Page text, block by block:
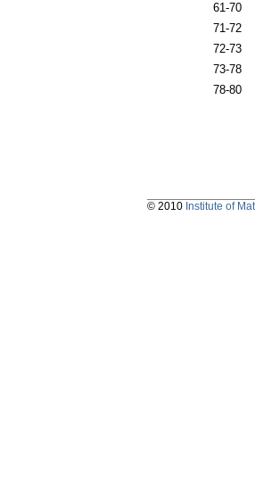
61-70
71-72
72-73
73-78
78-80
© 2010 Institute of